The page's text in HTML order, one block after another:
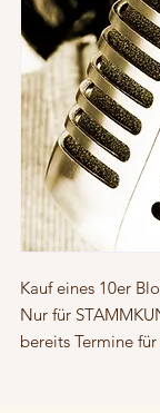
Kauf eines 10er
Nur für
bereits Termine